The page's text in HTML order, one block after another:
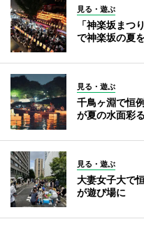
見る・遊ぶ
「神楽坂ま
で神楽坂の夏
見る・遊ぶ
千鳥ヶ淵で恒
が夏の水面彩る
見る・遊ぶ
大妻女子大で
が遊び場に